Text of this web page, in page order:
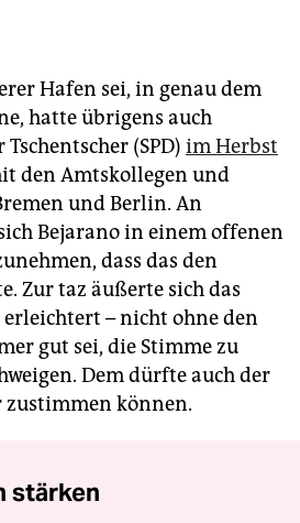
Hafen sei, in genau dem
hatte übrigens auch
(SPD) im Herbst
den Amtskollegen und
und Berlin. An
Bejarano in einem offenen
dass das den
Zur taz äußerte sich das
– nicht ohne den
gut sei, die Stimme zu
Dem dürfte auch der
zustimmen können.
stärken